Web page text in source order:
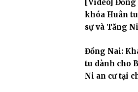
giáo
[Video]
khóa Huân
sự và Tăng
Đồng Nai:
tu dành cho
Ni an cư tại